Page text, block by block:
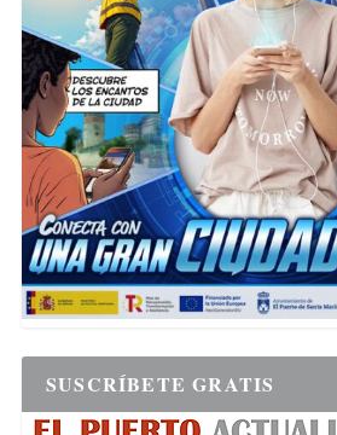
SUSCRÍBETE GRATIS